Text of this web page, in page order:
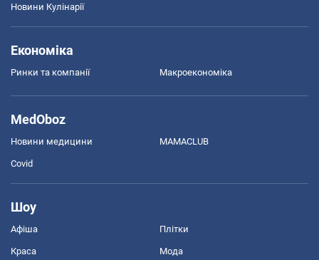
Новини Кулінарії
Економіка
Ринки та компанії Макроекономіка
MedOboz
Новини медицини MAMACLUB
Covid
Шоу
Афіша Плітки
Краса Мода